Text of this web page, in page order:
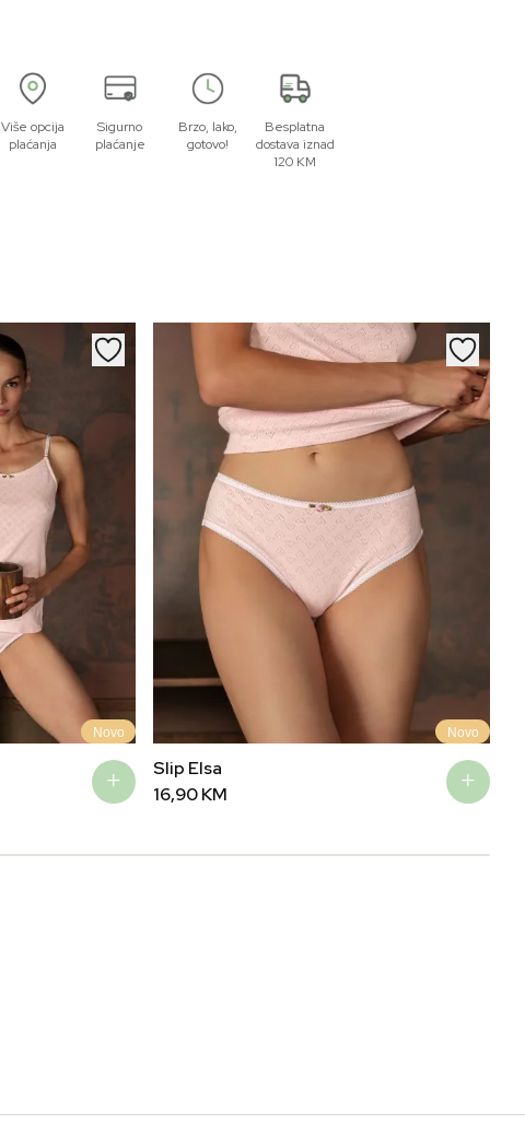
Više opcija
plaćanja
Sigurno
plaćanje
Brzo, lako,
gotovo!
Besplatna
dostava iznad
120 KM
Novo Novo
Slip Elsa
16,90KM